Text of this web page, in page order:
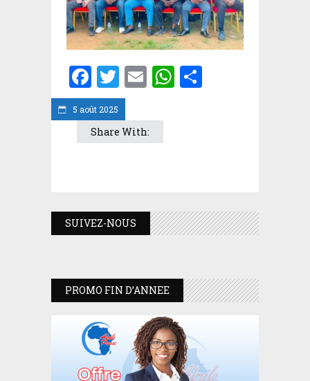
5 août 2025
Facebook
Twitter
EmailWhatsApp
Share With:
SUIVEZ-NOUS
PROMO FIN D’ANNEE